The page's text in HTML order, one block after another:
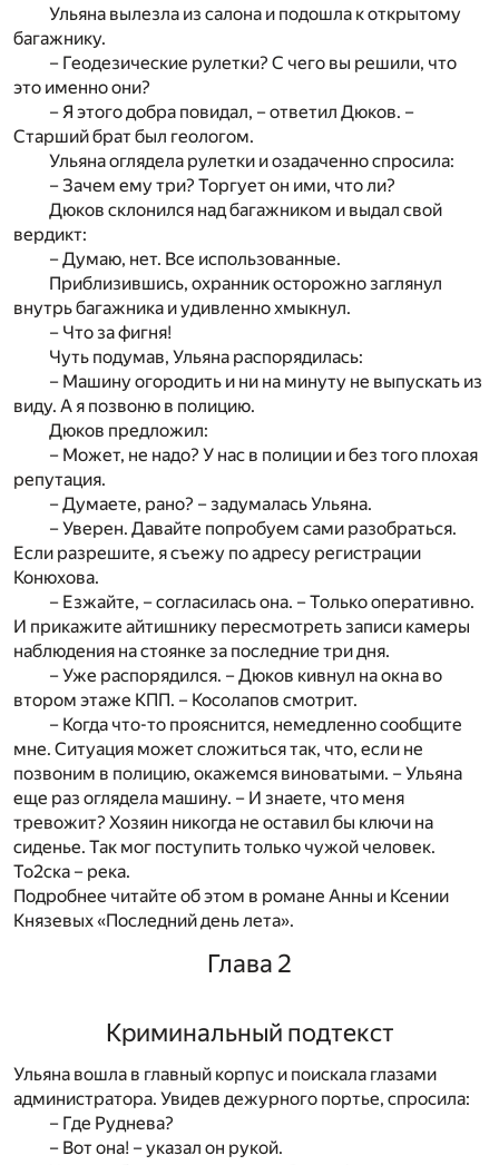
Ульяна вылезла из салона и подошла к открытому
багажнику.
– Геодезические рулетки? С чего вы решили, что
это именно они?
– Я этого добра повидал, – ответил Дюков. –
Старший брат был геологом.
Ульяна оглядела рулетки и озадаченно спросила:
– Зачем ему три? Торгует он ими, что ли?
Дюков склонился над багажником и выдал свой
вердикт:
– Думаю, нет. Все использованные.
Приблизившись, охранник осторожно заглянул
внутрь багажника и удивленно хмыкнул.
– Что за фигня!
Чуть подумав, Ульяна распорядилась:
– Машину огородить и ни на минуту не выпускать из
виду. А я позвоню в полицию.
Дюков предложил:
– Может, не надо? У нас в полиции и без того плохая
репутация.
– Думаете, рано? – задумалась Ульяна.
– Уверен. Давайте попробуем сами разобраться.
Если разрешите, я съежу по адресу регистрации
Конюхова.
– Езжайте, – согласилась она. – Только оперативно.
И прикажите айтишнику пересмотреть записи камеры
наблюдения на стоянке за последние три дня.
– Уже распорядился. – Дюков кивнул на окна во
втором этаже КПП. – Косолапов смотрит.
– Когда что-то прояснится, немедленно сообщите
мне. Ситуация может сложиться так, что, если не
позвоним в полицию, окажемся виноватыми. – Ульяна
еще раз оглядела машину. – И знаете, что меня
тревожит? Хозяин никогда не оставил бы ключи на
сиденье. Так мог поступить только чужой человек.
То2ска – река.
Подробнее читайте об этом в романе Анны и Ксении
Князевых «Последний день лета».
Глава 2
Криминальный подтекст
Ульяна вошла в главный корпус и поискала глазами
администратора. Увидев дежурного портье, спросила:
– Где Руднева?
– Вот она! – указал он рукой.